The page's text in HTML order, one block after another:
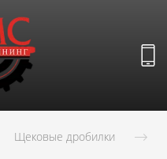
Щековые дробилки